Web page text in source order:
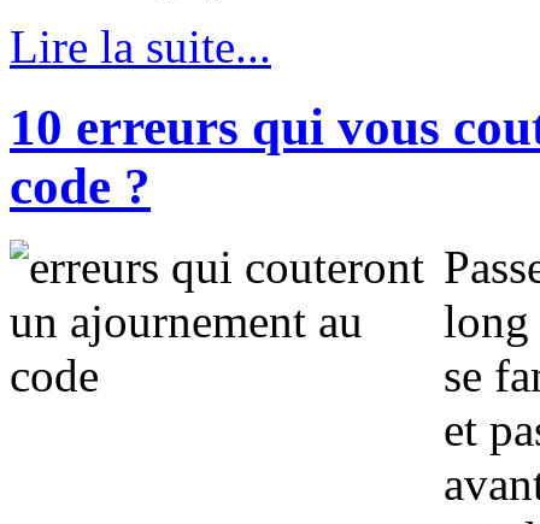
Lire la suite...
10 erreurs qui vous
code ?
long
se
et